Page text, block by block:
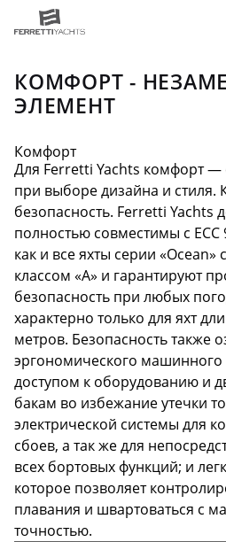
КОМФОРТ -
ЭЛЕМЕНТ
Комфорт
Для Ferretti Yachts комфорт —
при выборе дизайна и стиля.
безопасность. Ferretti Yachts
полностью совместимы с
как и все яхты серии «Ocean»
классом «A» и гарантируют
безопасность при любых
характерно только для яхт
метров. Безопасность также
эргономического
доступом к оборудованию и
бакам во избежание утечки
электрической системы для
сбоев, а так же для
всех бортовых функций; и
которое позволяет
плавания и швартоваться с
точностью.